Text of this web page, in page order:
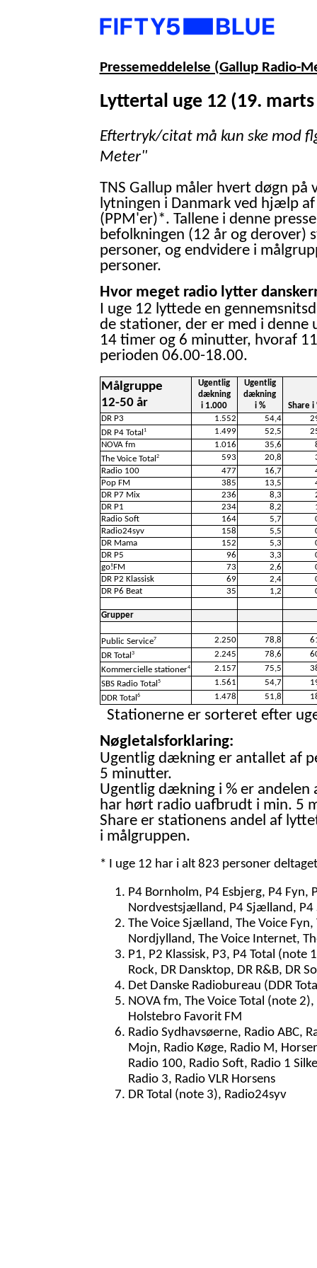
Pressemeddelelse (Gallup Radio-
Lyttertal uge 12 (19.
Eftertryk/citat må kun ske mod
Meter"
TNS Gallup måler hvert døgn på
lytningen i Danmark ved hjælp
(PPM'er)*. Tallene i denne
befolkningen (12 år og derover)
personer, og endvidere i
personer.
Hvor meget radio lytter
I uge 12 lyttede en
de stationer, der er med i denne
14 timer og 6 minutter, hvoraf
perioden 06.00-18.00.
Målgruppe
12-50 år
Ugentlig
dækning
i 1.000
Ugentlig
dækning
i %
Share i
DR P3
1.552 54,4
DR P4 Total 1 1.499 52,5
NOVA fm
1.016 35,6
The Voice Total 2 593 20,8
Radio 100
477 16,7
Pop FM
385 13,5
DR P7 Mix
236 8,3
DR P1
234 8,2
Radio Soft
164 5,7
Radio24syv
158 5,5
DR Mama
152 5,3
DR P5
96 3,3
go!FM
73 2,6
DR P2 Klassisk
69 2,4
DR P6 Beat
35 1,2
Grupper
Public Service7 2.250 78,8
DR Total 3 2.245 78,6
Kommercielle stationer4 2.157 75,5
SBS Radio Total 5 1.561 54,7
DDR Total 6 1.478 51,8
Stationerne er sorteret efter
Nøgletalsforklaring:
Ugentlig dækning er antallet af
5 minutter.
Ugentlig dækning i % er
har hørt radio uafbrudt i min. 5
Share er stationens andel af
i målgruppen.
* I uge 12 har i alt 823 personer
P4 Bornholm, P4 Esbjerg, P4
Nordvestsjælland, P4 Sjælland, P4
The Voice Sjælland, The Voice
Nordjylland, The Voice Internet,
P1, P2 Klassisk, P3, P4 Total (note
Rock, DR Dansktop, DR R&B, DR
Det Danske Radiobureau (DDR
NOVA fm, The Voice Total (note
Holstebro Favorit FM
Radio Sydhavsøerne, Radio ABC,
Mojn, Radio Køge, Radio M,
Radio 100, Radio Soft, Radio 1
Radio 3, Radio VLR Horsens
DR Total (note 3), Radio24syv